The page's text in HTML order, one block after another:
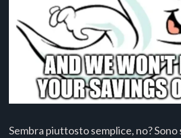
Sembra piuttosto semplice, no? Sono